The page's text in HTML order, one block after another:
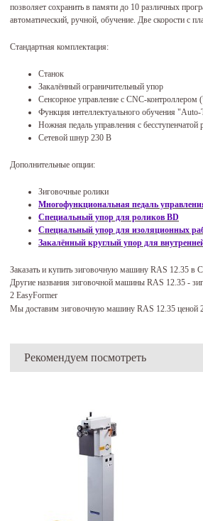
позволяет сохранить в памяти до 10 различных
автоматический, ручной, обучение. Две скорости с
Стандартная комплектация:
Станок
Закалённый ограничительный упор
Сенсорное управление с CNC-
Функция интеллектуального обучения "Auto-
Ножная педаль управления с бесступенчатой
Сетевой шнур 230 В
Дополнительные опции:
Зиговочные ролики
Многофункциональная педаль
Специальный упор для роликов BD
Специальный упор для изоляционных
Закалённый круглый упор для
Заказать и купить зиговочную машину RAS 12.35 в
Другие названия зиговочной машины RAS 12.35 -
2 EasyFormer
Мы доставим зиговочную машину RAS 12.35 ценой
Рекомендуем посмотреть